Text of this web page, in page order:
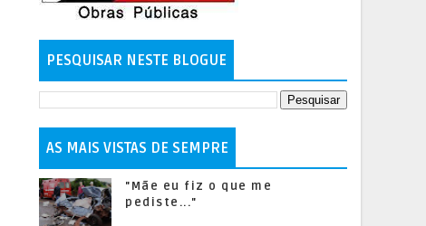
PESQUISAR NESTE BLOGUE
AS MAIS VISTAS DE SEMPRE
"Mãe eu fiz o que me
pediste..."